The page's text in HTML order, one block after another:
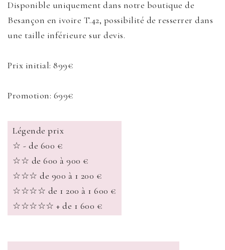
Disponible uniquement dans notre boutique de
Besançon en ivoire T.42, possibilité de resserrer dans
une taille inférieure sur devis.
Prix initial: 899€
Promotion: 699€
Légende prix
☆ - de 600 €
☆☆ de 600 à 900 €
☆☆☆ de 900 à 1 200 €
☆☆☆☆ de 1 200 à 1 600 €
☆☆☆☆☆ + de 1 600 €